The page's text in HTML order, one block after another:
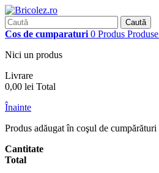
Caută
Cos de cumparaturi 0 Produs Produse
Nici un produs
Livrare
0,00 lei Total
Înainte
Produs adăugat în coşul de cumpărături
Cantitate
Total